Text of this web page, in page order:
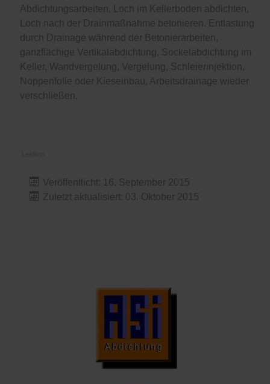
Abdichtungsarbeiten, Loch im Kellerboden abdichten,
Loch nach der Drainmaßnahme betonieren. Entlastung
durch Drainage während der Betonierarbeiten,
ganzflächige Vertikalabdichtung, Sockelabdichtung im
Keller, Wandvergelung, Vergelung, Schleierinjektion,
Noppenfolie oder Kieseinbau, Arbeitsdrainage wieder
verschließen,
Veröffentlicht: 16. September 2015
Zuletzt aktualisiert: 03. Oktober 2015